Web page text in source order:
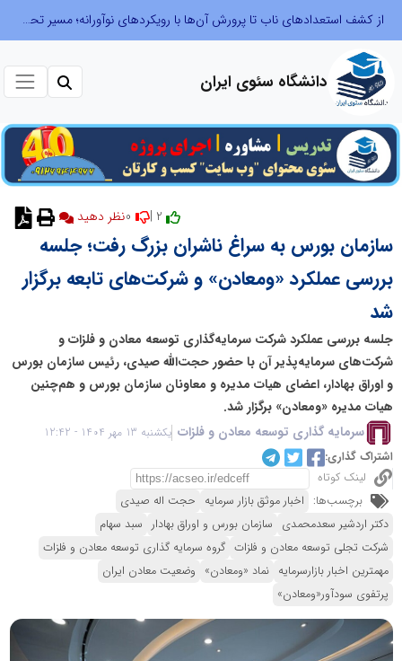
از کشف استعدادهای ناب تا پرورش آن‌ها با رویکردهای نوآورانه؛ مسیر تحول‌آفرین شنای ایران در سطح جهانی
دانشگاه سئوی ایران
نظر دهید
سازمان بورس به سراغ ناشران بزرگ رفت؛ جلسه
بررسی عملکرد «ومعادن» و شرکت‌های تابعه برگزار
شد
جلسه بررسی عملکرد شرکت سرمایه‌گذاری توسعه معادن و فلزات و
شرکت‌های سرمایه‌پذیر آن با حضور حجت‌الله صیدی، رئیس سازمان بورس
و اوراق بهادار، اعضای هیات مدیره و معاونان سازمان بورس و هم‌چنین
هیات مدیره «ومعادن» برگزار شد.
سرمایه گذاری توسعه معادن و فلزات یکشنبه 13 مهر 1404 - 12:42
اشتراک گذاری:
لینک کوتاه
برچسب‌ها: اخبار موثق بازار سرمایه حجت اله صیدی
دکتر اردشیر سعدمحمدی سازمان بورس و اوراق بهادار سبد سهام
شرکت تجلی توسعه معادن و فلزات گروه سرمایه گذاری توسعه معادن و فلزات
مهمترین اخبار بازارسرمایه نماد «ومعادن» وضعیت معادن ایران
پرتفوی سودآور«ومعادن»